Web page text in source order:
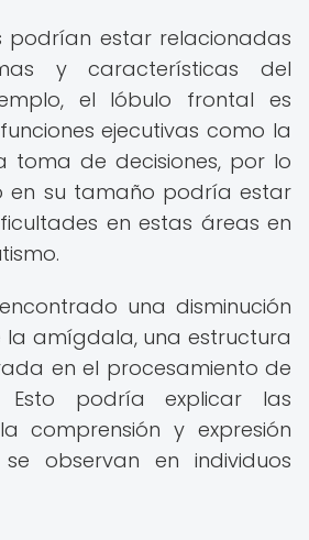
podrían estar relacionadas
y características del
el lóbulo frontal es
ejecutivas como la
toma de decisiones, por lo
en su tamaño podría estar
en estas áreas en
una disminución
amígdala, una estructura
en el procesamiento de
Esto podría explicar las
comprensión y expresión
observan en individuos